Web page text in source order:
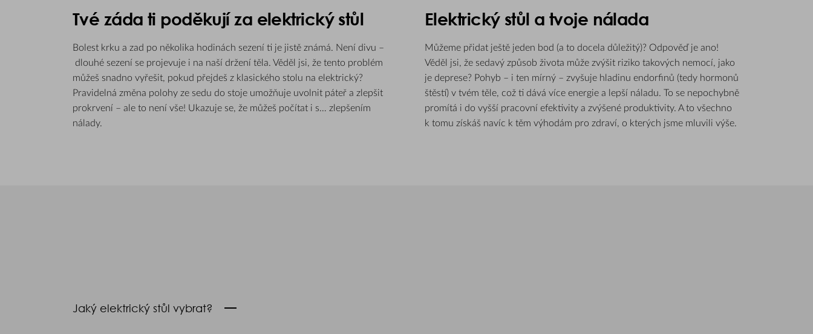
Tvé záda ti poděkují za elektrický stůl
Bolest krku a zad po několika hodinách sezení ti je jistě známá. Není divu –
dlouhé sezení se projevuje i na naší držení těla. Věděl jsi, že tento problém
můžeš snadno vyřešit, pokud přejdeš z klasického stolu na elektrický?
Pravidelná změna polohy ze sedu do stoje umožňuje uvolnit páteř a zlepšit
prokrvení – ale to není vše! Ukazuje se, že můžeš počítat i s… zlepšením
nálady.
Elektrický stůl a tvoje nálada
Můžeme přidat ještě jeden bod (a to docela důležitý)? Odpověď je ano!
Věděl jsi, že sedavý způsob života může zvýšit riziko takových nemocí, jako
je deprese? Pohyb – i ten mírný – zvyšuje hladinu endorfinů (tedy hormonů
štěstí) v tvém těle, což ti dává více energie a lepší náladu. To se nepochybně
promítá i do vyšší pracovní efektivity a zvýšené produktivity. A to všechno
k tomu získáš navíc k těm výhodám pro zdraví, o kterých jsme mluvili výše.
Jaký elektrický stůl vybrat?